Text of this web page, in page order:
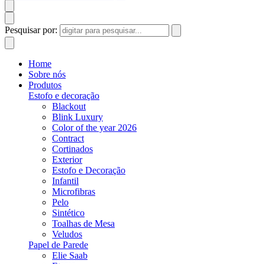
Pesquisar por:
Home
Sobre nós
Produtos
Estofo e decoração
Blackout
Blink Luxury
Color of the year 2026
Contract
Cortinados
Exterior
Estofo e Decoração
Infantil
Microfibras
Pelo
Sintético
Toalhas de Mesa
Veludos
Papel de Parede
Elie Saab